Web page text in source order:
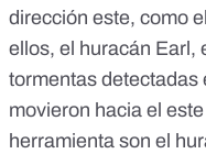
dirección este, como
ellos, el huracán Earl,
tormentas detectadas
movieron hacia el
herramienta son el